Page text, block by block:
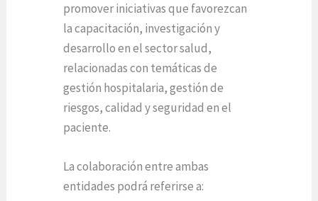
promover iniciativas que favorezcan
la capacitación, investigación y
desarrollo en el sector salud,
relacionadas con temáticas de
gestión hospitalaria, gestión de
riesgos, calidad y seguridad en el
paciente.
La colaboración entre ambas
entidades podrá referirse a: